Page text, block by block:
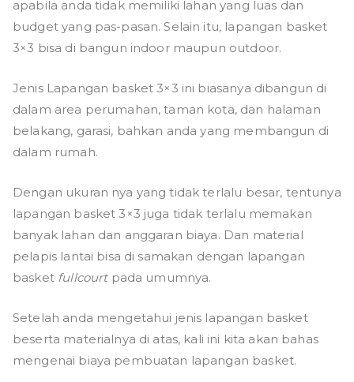
apabila anda tidak memiliki lahan yang luas dan
budget yang pas-pasan. Selain itu, lapangan basket
3×3 bisa di bangun indoor maupun outdoor.
Jenis Lapangan basket 3×3 ini biasanya dibangun di
dalam area perumahan, taman kota, dan halaman
belakang, garasi, bahkan anda yang membangun di
dalam rumah.
Dengan ukuran nya yang tidak terlalu besar, tentunya
lapangan basket 3×3 juga tidak terlalu memakan
banyak lahan dan anggaran biaya. Dan material
pelapis lantai bisa di samakan dengan lapangan
basket fullcourtpada umumnya.
Setelah anda mengetahui jenis lapangan basket
beserta materialnya di atas, kali ini kita akan bahas
mengenai biaya pembuatan lapangan basket.